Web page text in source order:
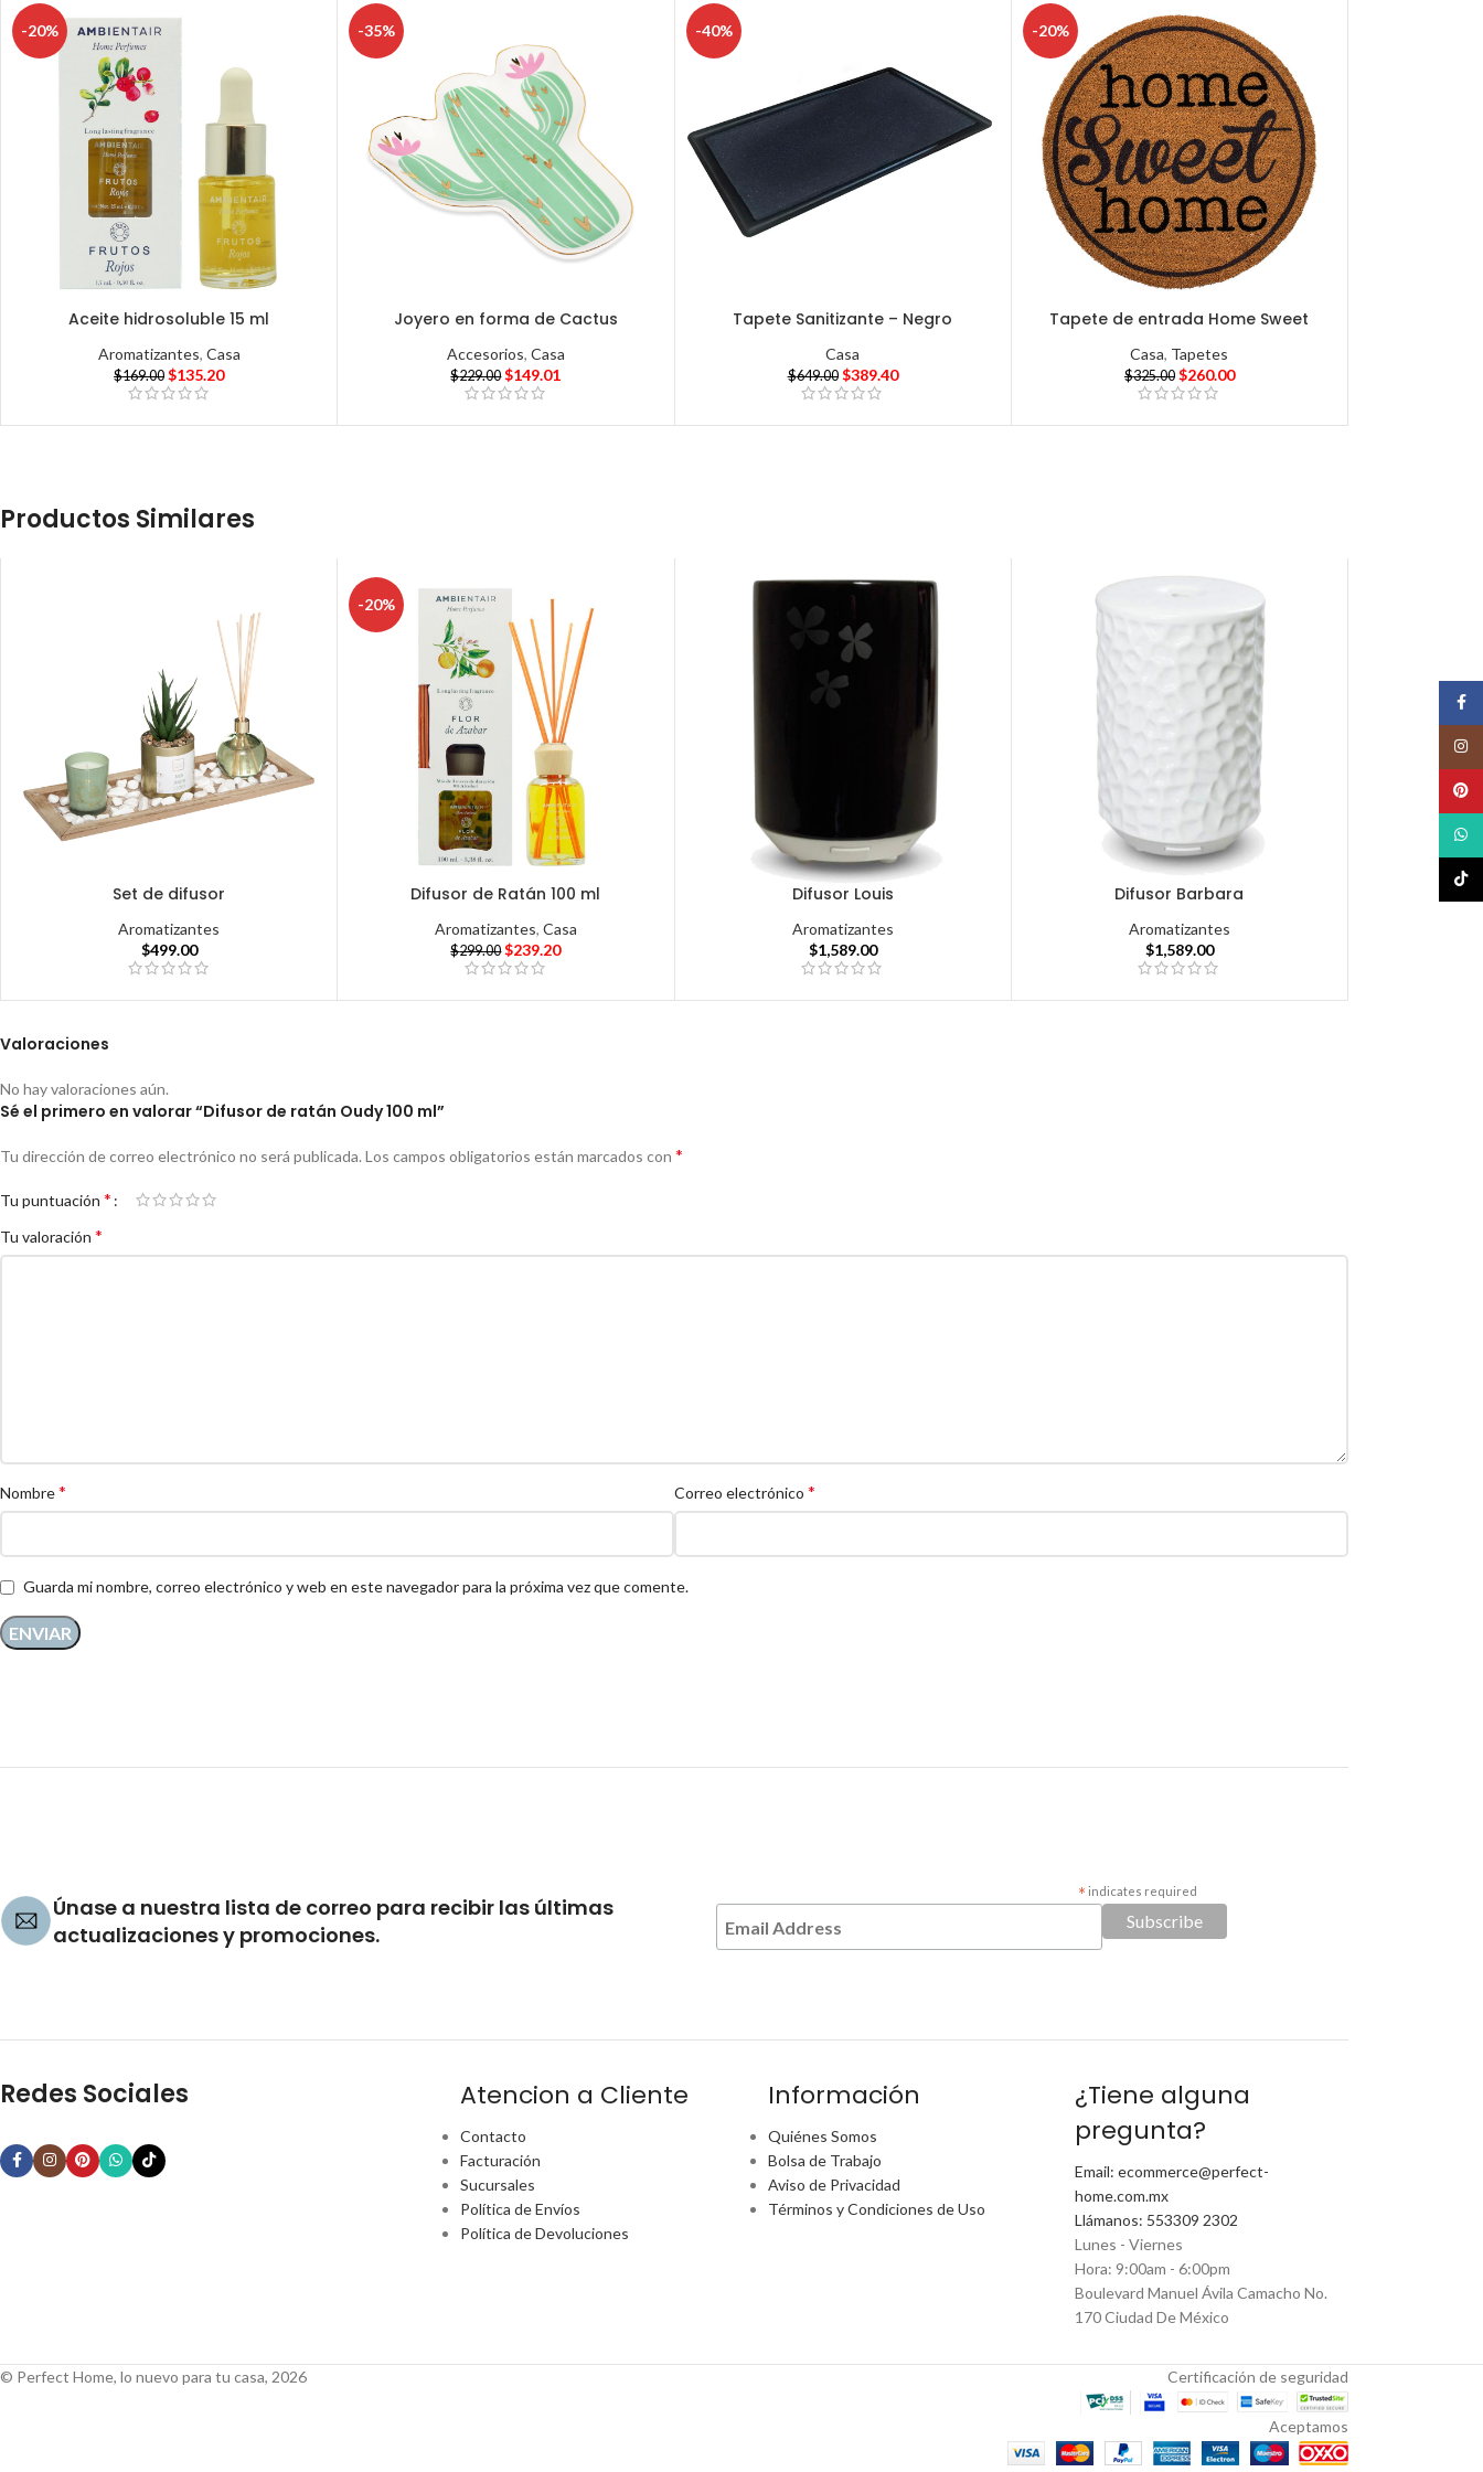
-20%
Aceite hidrosoluble 15 ml
Aromatizantes, Casa
$169.00 $135.20
-35%
Joyero en forma de Cactus
Accesorios, Casa
$229.00 $149.01
-40%
Tapete Sanitizante – Negro
Casa
$649.00 $389.40
-20%
Tapete de entrada Home Sweet
Casa, Tapetes
$325.00 $260.00
Productos Similares
Set de difusor
Aromatizantes
$499.00
-20%
Difusor de Ratán 100 ml
Aromatizantes, Casa
$299.00 $239.20
Difusor Louis
Aromatizantes
$1,589.00
Difusor Barbara
Aromatizantes
$1,589.00
Valoraciones
No hay valoraciones aún.
Sé el primero en valorar “Difusor de ratán Oudy 100 ml”
Tu dirección de correo electrónico no será publicada. Los campos obligatorios están marcados con *
Tu puntuación *
Tu valoración *
Nombre* Correo electrónico *
Guarda mi nombre, correo electrónico y web en este navegador para la próxima vez que comente.
Únase a nuestra lista de correo para recibir las últimas
actualizaciones y promociones.
* indicates required
Redes Sociales Atencion a Cliente
Contacto
Facturación
Sucursales
Política de Envíos
Política de Devoluciones
Información
Quiénes Somos
Bolsa de Trabajo
Aviso de Privacidad
Términos y Condiciones de Uso
¿Tiene alguna
pregunta?
Email: ecommerce@perfect-
home.com.mx
Llámanos: 553309 2302
Lunes - Viernes
Hora: 9:00am - 6:00pm
Boulevard Manuel Ávila Camacho No.
170 Ciudad De México
© Perfect Home, lo nuevo para tu casa, 2026 Certificación de seguridad
Aceptamos